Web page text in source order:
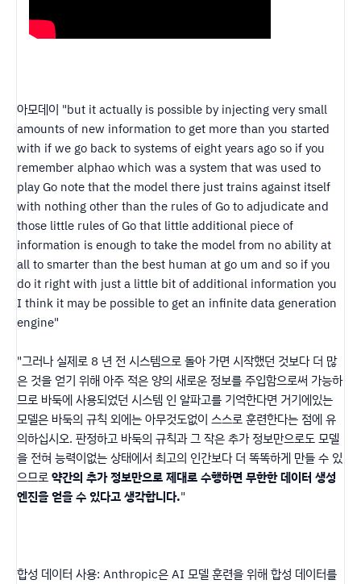
아모데이 "but it actually is possible by injecting very small
amounts of new information to get more than you started
with if we go back to systems of eight years ago so if you
remember alphao which was a system that was used to
play Go note that the model there just trains against itself
with nothing other than the rules of Go to adjudicate and
those little rules of Go that little additional piece of
information is enough to take the model from no ability at
all to smarter than the best human at go um and so if you
do it right with just a little bit of additional information you
I think it may be possible to get an infinite data generation
engine"
"그러나 실제로 8 년 전 시스템으로 돌아 가면 시작했던 것보다 더 많
은 것을 얻기 위해 아주 적은 양의 새로운 정보를 주입함으로써 가능하
므로 바둑에 사용되었던 시스템 인 알파고를 기억한다면 거기에있는
모델은 바둑의 규칙 외에는 아무것도없이 스스로 훈련한다는 점에 유
의하십시오. 판정하고 바둑의 규칙과 그 작은 추가 정보만으로도 모델
을 전혀 능력이없는 상태에서 최고의 인간보다 더 똑똑하게 만들 수 있
으므로약간의 추가 정보만으로 제대로 수행하면 무한한 데이터 생성
엔진을 얻을 수 있다고 생각합니다."
합성 데이터 사용: Anthropic은 AI 모델 훈련을 위해 합성 데이터를